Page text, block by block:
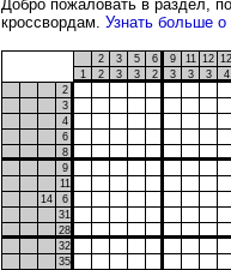
Добро пожаловать в раздел,
кроссвордам. Узнать больше о
2 3 5 6 9 11 12 12
1
2 3 3 2 3 3 3 4
2
3
4
6
8
9
11
14
6
31
28
32
35